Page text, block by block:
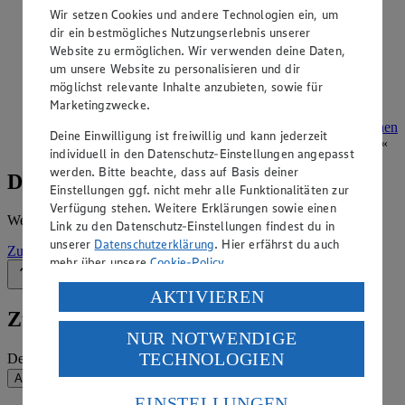
Angebote der Woche im Prospekt
ansehen
Siehe dir die Angebote der Woche deines Marktes im
digitalen Blätterkatalog an.
Ansehen
Details zum Markt
Weitere Informationen – alles auf einem Blick.
Zur Marktseite
Zurück nach oben
Zum Newsletter anmelden
Deine E-Mail-Adresse (Pflichtfeld)
Absenden
Wir setzen Cookies und andere Technologien ein, um
dir ein bestmögliches Nutzungserlebnis unserer
Website zu ermöglichen. Wir verwenden deine Daten,
um unsere Website zu personalisieren und dir
möglichst relevante Inhalte anzubieten, sowie für
Marketingzwecke.
Deine Einwilligung ist freiwillig und kann jederzeit
individuell in den Datenschutz-Einstellungen angepasst
werden. Bitte beachte, dass auf Basis deiner
Einstellungen ggf. nicht mehr alle Funktionalitäten zur
Verfügung stehen. Weitere Erklärungen sowie einen
Link zu den Datenschutz-Einstellungen findest du in
unserer Datenschutzerklärung. Hier erfährst du auch
mehr über unsereCookie-Policy.
Verarbeitung deiner personenbezogenen Daten in den
USA durch Facebook und YouTube:
Wenn du auf „Aktivieren“ klickst, willigst du im Sinne
des Art. 49 Abs. 1 Satz 1 lit. a) DSGVO ein, dass deine
Daten in den USA verarbeitet werden. Der EuGH sieht
die USA als Land mit einem nach europäischen
AKTIVIEREN
NUR NOTWENDIGE
TECHNOLOGIEN